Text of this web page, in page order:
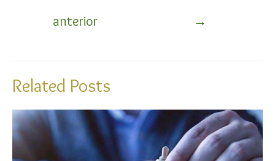
anterior
→
Related Posts